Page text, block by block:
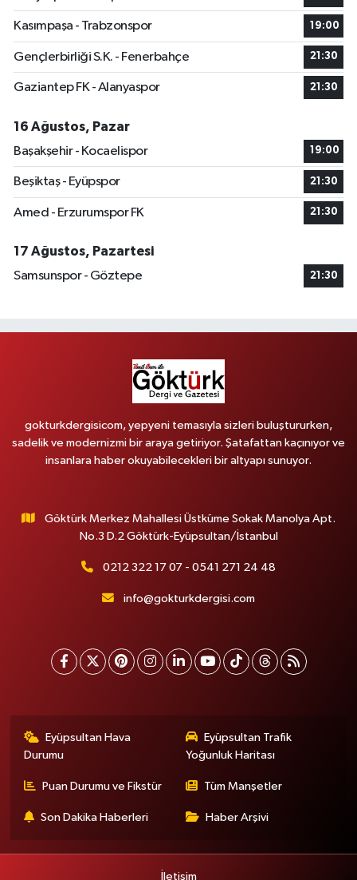
Kasımpaşa - Trabzonspor 19:00
Gençlerbirliği S.K. - Fenerbahçe 21:30
Gaziantep FK - Alanyaspor 21:30
16 Ağustos, Pazar
Başakşehir - Kocaelispor
19:00
Beşiktaş - Eyüpspor 21:30
Amed - Erzurumspor FK 21:30
17 Ağustos, Pazartesi
Samsunspor - Göztepe
21:30
gokturkdergisicom, yepyeni temasıyla sizleri buluştururken,
sadelik ve modernizmi bir araya getiriyor. Şatafattan kaçınıyor ve
insanlara haber okuyabilecekleri bir altyapı sunuyor.
Göktürk Merkez Mahallesi Üstküme Sokak Manolya Apt.
No.3 D.2 Göktürk-Eyüpsultan/İstanbul
0212 322 17 07 - 0541 271 24 48
info@gokturkdergisi.com
Eyüpsultan Hava
Durumu
Eyüpsultan Trafik
Yoğunluk Haritası
Puan Durumu ve Fikstür Tüm Manşetler
Son Dakika Haberleri Haber Arşivi
İletişim